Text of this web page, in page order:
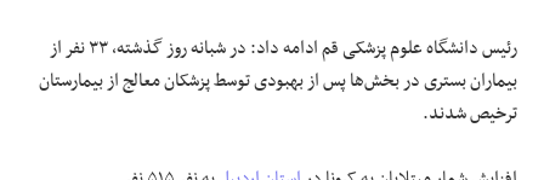
رئیس دانشگاه علوم پزشکی قم ادامه داد: در شبانه روز گذشته، ۳۳ نفر از
بیماران بستری در بخش‌ها پس از بهبودی توسط پزشکان معالج از بیمارستان
ترخیص شدند.